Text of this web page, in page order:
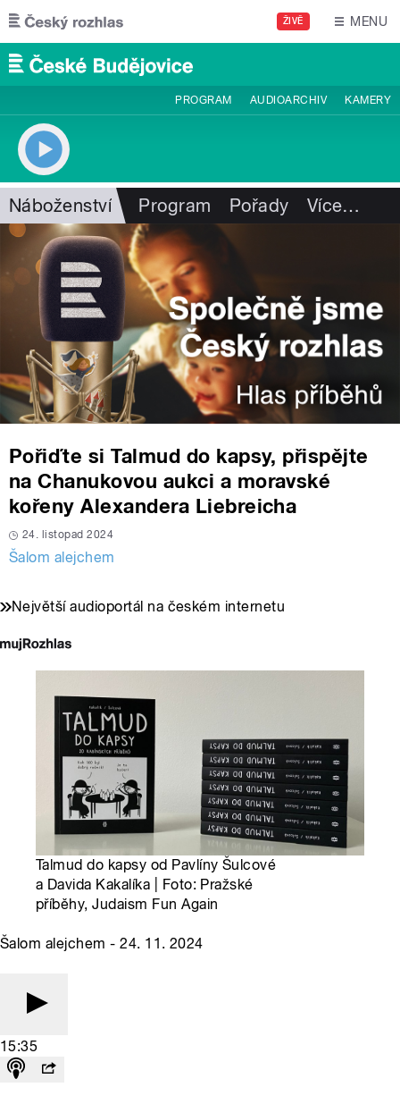
Přejít k hlavnímu obsahu
ŽIVĚ MENU
PROGRAM AUDIOARCHIV KAMERY
Náboženství Program Pořady Více…
Pořiďte si Talmud do kapsy, přispějte
na Chanukovou aukci a moravské
kořeny Alexandera Liebreicha
24. listopad 2024
Šalom alejchem
Největší audioportál na českém internetu
Talmud do kapsy od Pavlíny Šulcové
a Davida Kakalíka | Foto: Pražské
příběhy, Judaism Fun Again
Šalom alejchem - 24. 11. 2024
15:35